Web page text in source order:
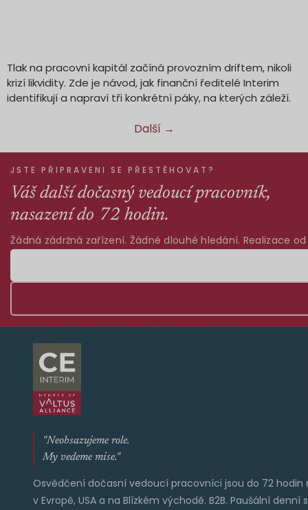
Tlak na pracovní kapitál začíná provozním driftem, nikoli
krizí likvidity. Zde je návod, jak finanční ředitelé Interim
identifikují a napraví tři konkrétní páky, na kterých záleží.
Další →
JSTE PŘIPRAVENI SE PŘESTĚHOVAT?
Váš další dočasný vedoucí pracovník,
nasazení do 72 hodin.
Žádná zádržná zařízení. Žádné dlouhé hledání. Realizace
"Neobsazujeme role.
My vedeme mise."
Osvědčení dočasní vedoucí pracovníci jsou do 72 hodin
v Evropě, USA a na Blízkém východě. B2B. Paušální denní